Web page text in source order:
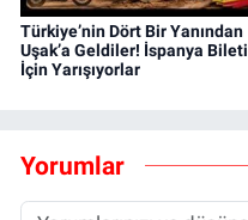
Türkiye’nin Dört Bir Yanından
Uşak’a Geldiler! İspanya Bileti
İçin Yarışıyorlar
Yorumlar